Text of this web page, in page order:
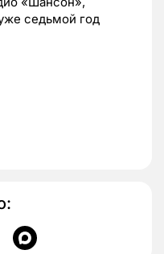
седьмой год